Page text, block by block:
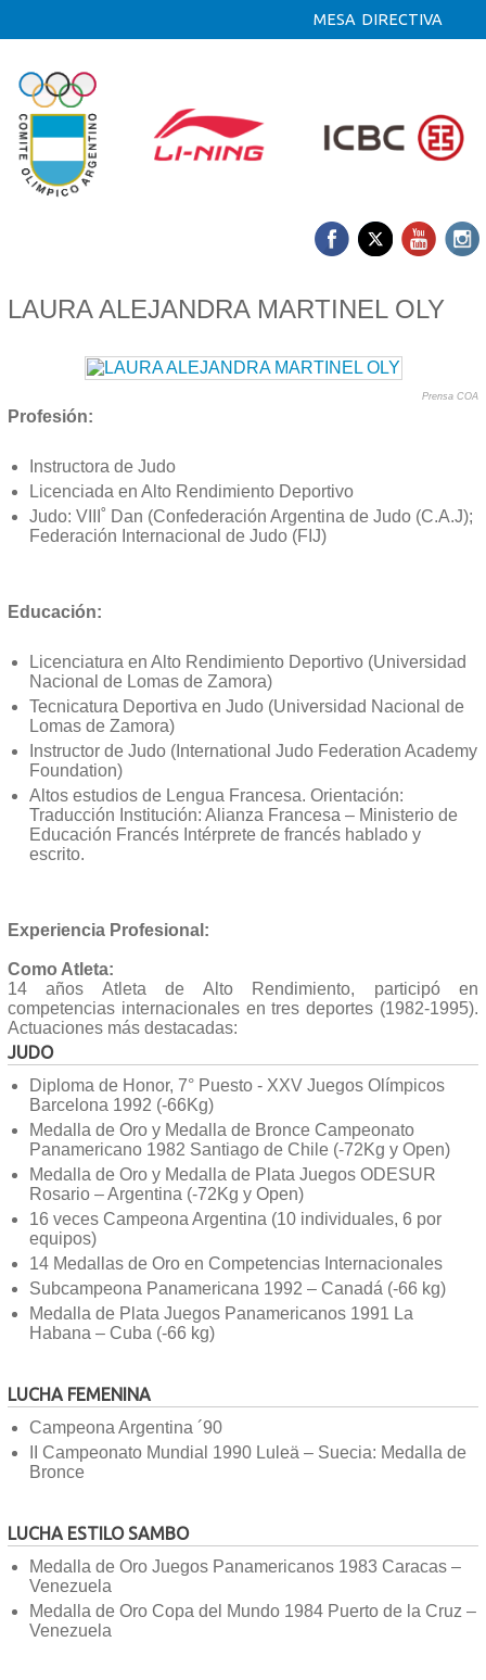
MESA DIRECTIVA
LAURA ALEJANDRA MARTINEL OLY
Prensa COA
Profesión:
Instructora de Judo
Licenciada en Alto Rendimiento Deportivo
Judo: VIII˚ Dan (Confederación Argentina de Judo (C.A.J);
Federación Internacional de Judo (FIJ)
Educación:
Licenciatura en Alto Rendimiento Deportivo (Universidad
Nacional de Lomas de Zamora)
Tecnicatura Deportiva en Judo (Universidad Nacional de
Lomas de Zamora)
Instructor de Judo (International Judo Federation Academy
Foundation)
Altos estudios de Lengua Francesa. Orientación:
Traducción Institución: Alianza Francesa – Ministerio de
Educación Francés Intérprete de francés hablado y
escrito.
Experiencia Profesional:
Como Atleta:
14 años Atleta de Alto Rendimiento, participó en
competencias internacionales en tres deportes (1982-1995).
Actuaciones más destacadas:
JUDO
Diploma de Honor, 7° Puesto - XXV Juegos Olímpicos
Barcelona 1992 (-66Kg)
Medalla de Oro y Medalla de Bronce Campeonato
Panamericano 1982 Santiago de Chile (-72Kg y Open)
Medalla de Oro y Medalla de Plata Juegos ODESUR
Rosario – Argentina (-72Kg y Open)
16 veces Campeona Argentina (10 individuales, 6 por
equipos)
14 Medallas de Oro en Competencias Internacionales
Subcampeona Panamericana 1992 – Canadá (-66 kg)
Medalla de Plata Juegos Panamericanos 1991 La
Habana – Cuba (-66 kg)
LUCHA FEMENINA
Campeona Argentina ´90
II Campeonato Mundial 1990 Luleä – Suecia: Medalla de
Bronce
LUCHA ESTILO SAMBO
Medalla de Oro Juegos Panamericanos 1983 Caracas –
Venezuela
Medalla de Oro Copa del Mundo 1984 Puerto de la Cruz –
Venezuela